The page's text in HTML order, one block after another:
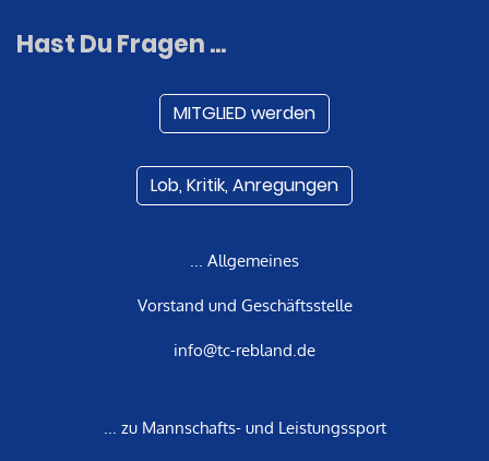
Hast Du Fragen ...
MITGLIED werden
Lob, Kritik, Anregungen
... Allgemeines
Vorstand und Geschäftsstelle
info@tc-rebland.de
... zu Mannschafts- und Leistungssport